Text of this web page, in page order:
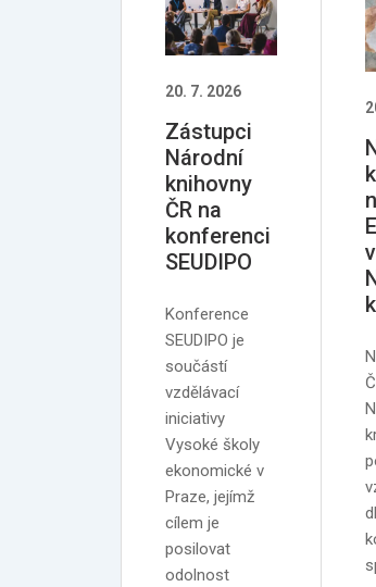
20. 7. 2026
Zástupci
Národní
knihovny
ČR na
konferenci
SEUDIPO
Konference
SEUDIPO je
součástí
vzdělávací
iniciativy
Vysoké školy
ekonomické v
Praze, jejímž
cílem je
posilovat
odolnost